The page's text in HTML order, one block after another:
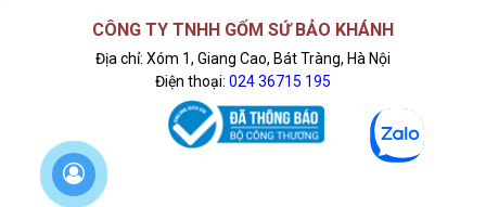
CÔNG TY TNHH GỐM SỨ BẢO KHÁNH
Địa chỉ: Xóm 1, Giang Cao, Bát Tràng, Hà Nội
Điện thoại: 024 36715 195